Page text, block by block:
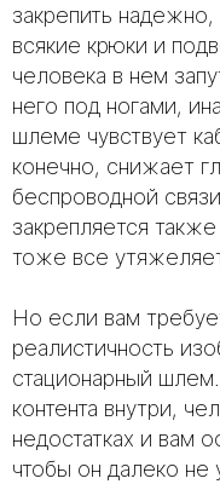
закрепить надежно,
всякие крюки и
человека в нем
него под ногами,
шлеме чувствует
конечно, снижает
беспроводной
закрепляется
тоже все
Но если вам
реалистичность
стационарный
контента внутри,
недостатках и вам
чтобы он далеко